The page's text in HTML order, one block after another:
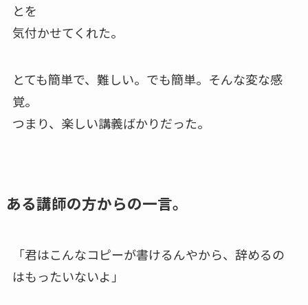
とを
気付かせてくれた。
とても簡単で、難しい。でも簡単。そんな変な感
覚。
つまり、楽しい講義ばかりだった。
ある講師の方からの一言。
「君はこんなコピーが書けるんやから、辞めるの
はもったいないよ」